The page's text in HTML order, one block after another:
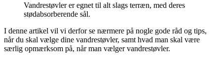
Vandrestøvler er egnet til alt slags terræn, med deres
stødabsorberende sål.
I denne artikel vil vi derfor se nærmere på nogle gode råd og tips,
når du skal vælge dine vandrestøvler, samt hvad man skal være
særlig opmærksom på, når man vælger vandrestøvler.